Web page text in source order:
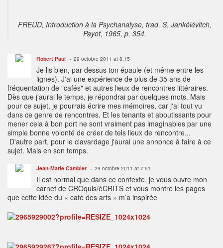
FREUD, Introduction à la Psychanalyse, trad. S. Jankélévitch,
Payot, 1965, p. 354.
Robert Paul 29 octobre 2011 at 8:15
Je lis bien, par dessus ton épaule (et même entre les
lignes). J'ai une expérience de plus de 35 ans de
fréquentation de "cafés" et autres lieux de rencontres littéraires.
Dès que j'aurai le temps, je répondrai par quelques mots. Mais
pour ce sujet, je pourrais écrire mes mémoires, car j'ai tout vu
dans ce genre de rencontres. Et les tenants et aboutissants pour
mener cela à bon port ne sont vraiment pas imaginables par une
simple bonne volonté de créer de tels lieux de rencontre...
D'autre part, pour le clavardage j'aurai une annonce à faire à ce
sujet. Mais en son temps.
Jean-Marie Cambier 29 octobre 2011 at 7:51
Il est normal que dans ce contexte, je vous ouvre mon
carnet de CROquis/éCRITS et vous montre les pages
que cette idée du « café des arts » m’a inspirée